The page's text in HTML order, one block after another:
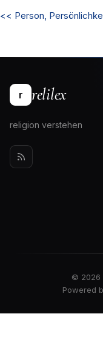
<< Person,
r relilex
religion verstehen
© 2026
Powered